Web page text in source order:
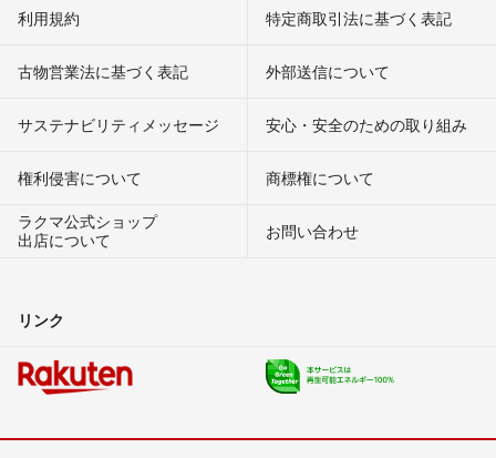
利用規約 特定商取引法に基づく表記
古物営業法に基づく表記 外部送信について
サステナビリティメッセージ 安心・安全のための取り組み
権利侵害について
商標権について
ラクマ公式ショップ
出店について
お問い合わせ
リンク